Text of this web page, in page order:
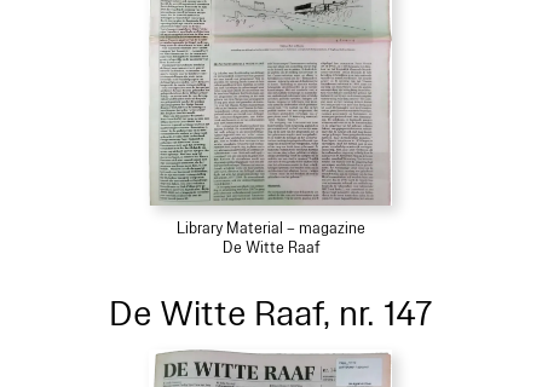
Library Material – magazine
De Witte Raaf
De Witte Raaf, nr. 147